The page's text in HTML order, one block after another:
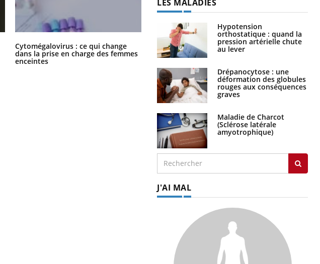
Cytomégalovirus : ce qui change
dans la prise en charge des femmes
enceintes
La sieste empêche-t-elle de dormir
la nuit ?
LES MALADIES
Hypotension
orthostatique : quand la
pression artérielle chute
au lever
Drépanocytose : une
déformation des globules
rouges aux conséquences
graves
Maladie de Charcot
(Sclérose latérale
amyotrophique)
J'AI MAL